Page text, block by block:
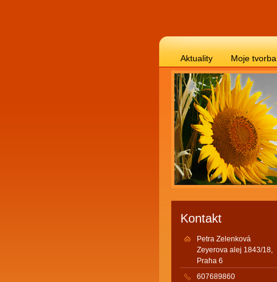
Aktuality Moje tvorba
Kontakt
Petra Zelenková
Zeyerova alej 1843/18,
Praha 6
607689860